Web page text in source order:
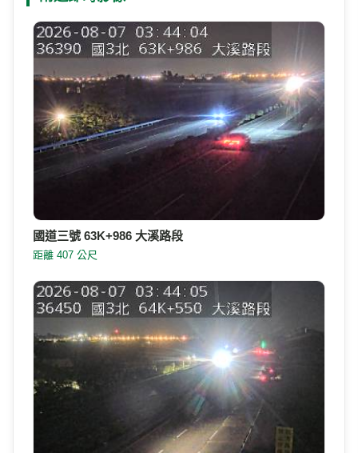
國道三號 63K+986 大溪路段
距離 407 公尺